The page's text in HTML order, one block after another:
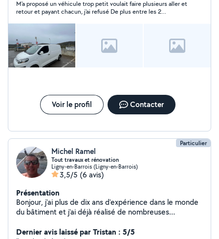
M'a proposé un véhicule trop petit voulait faire plusieurs aller et
retour et payant chacun, j'ai refusé De plus entre les 2
Voir le profil Contacter
Particulier
Michel Ramel
Tout travaux et rénovation
Ligny-en-Barrois (Ligny-en-Barrois)
3,5/5 (6 avis)
Présentation
Bonjour, j'ai plus de dix ans d'expérience dans le monde
du bâtiment et j'ai déjà réalisé de nombreuses
plus grands enseignes du bricolage en France ,monsieur
Dernier avis laissé par Tristan : 5/5